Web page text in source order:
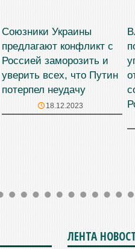
Союзники Украины
предлагают конфликт с
Россией заморозить и
уверить всех, что Путин
потерпел неудачу
18.12.2023
ЛЕНТА